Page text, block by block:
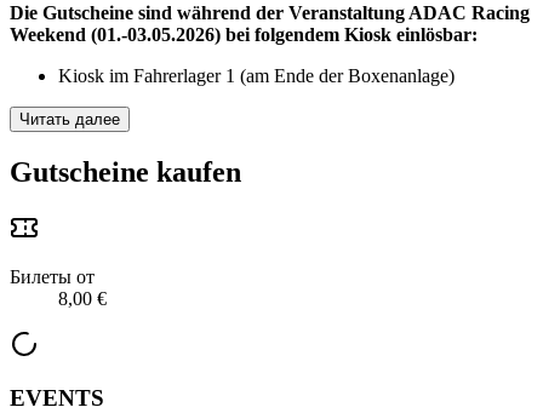
Die Gutscheine sind während der Veranstaltung ADAC Racing
Weekend (01.-03.05.2026) bei folgendem Kiosk einlösbar:
Kiosk im Fahrerlager 1 (am Ende der Boxenanlage)
Читать далее
Gutscheine kaufen
Билеты от
8,00 €
EVENTS